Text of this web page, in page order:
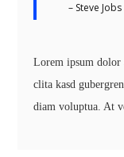
– Steve Jobs
Lorem ipsum dolor
clita kasd
diam voluptua. At